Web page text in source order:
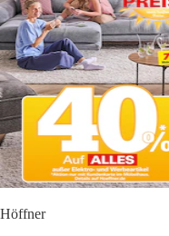
Höffner